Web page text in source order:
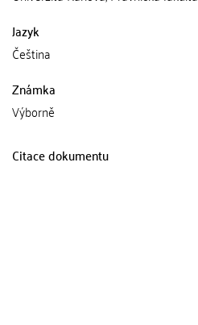
Jazyk
Čeština
Známka
Výborně
Citace dokumentu